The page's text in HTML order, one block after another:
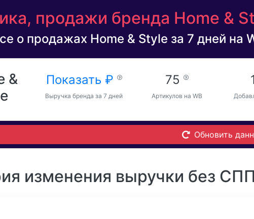
продажи бренда Home &
о продажах Home & Style за 7 дней на
&
Показать ₽
Выручка бренда за 7 дней
75
Артикулов на WB
Обновить
изменения выручки без